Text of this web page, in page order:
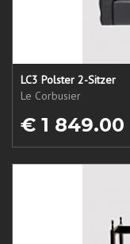
LC3 Polster 2-Sitzer
Le Corbusier
€ 1 849.00